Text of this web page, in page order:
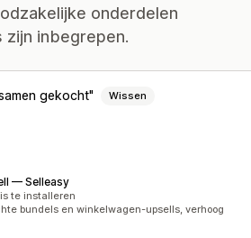
onderdelen
zijn inbegrepen.
gekocht Wissen
— Selleasy
te installeren
bundels en winkelwagen-upsells, verhoog